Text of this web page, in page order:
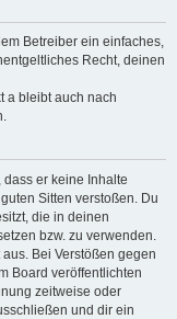
Betreiber ein einfaches,
Recht, deinen
a bleibt auch nach
er keine Inhalte
Sitten verstoßen. Du
die in deinen
bzw. zu verwenden.
Bei Verstößen gegen
Board veröffentlichten
zeitweise oder
und dir ein